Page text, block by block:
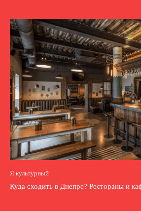
Я культурный
Куда сходить в Днепре? Рестораны и